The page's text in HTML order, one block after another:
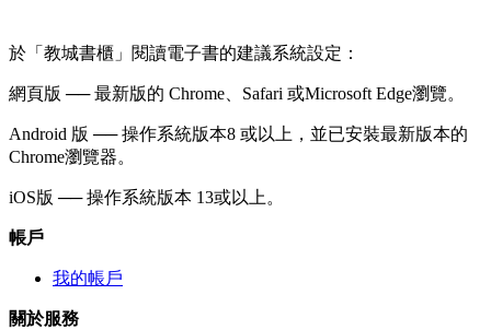
於「教城書櫃」閱讀電子書的建議系統設定：
網頁版 ── 最新版的 Chrome、Safari 或Microsoft Edge瀏覽。
Android 版 ── 操作系統版本8 或以上，並已安裝最新版本的
Chrome瀏覽器。
iOS版 ── 操作系統版本 13或以上。
帳戶
我的帳戶
關於服務